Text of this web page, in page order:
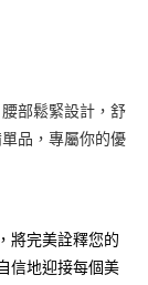
部鬆緊設計，舒
品，專屬你的優
將完美詮釋您的
信地迎接每個美